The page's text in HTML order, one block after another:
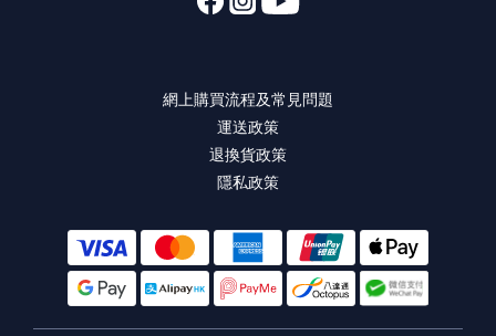
網上購買流程及常見問題
運送政策
退換貨政策
隱私政策